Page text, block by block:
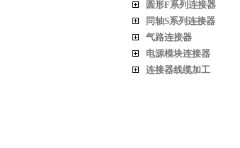
圆形F系列连接器
同轴S系列连接器
气路连接器
电源模块连接器
连接器线缆加工